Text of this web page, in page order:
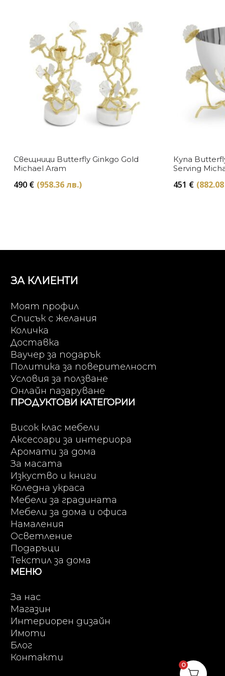
Свещници Butterfly Ginkgo Gold
Michael Aram
490 € (958.36 лв.)
Купа
Serving
451 €
ЗА КЛИЕНТИ
Моят профил
Списък с желания
Количка
Доставка
Ваучер за подарък
Политика за поверителност
Условия за ползване
Онлайн пазаруване
ПРОДУКТОВИ КАТЕГОРИИ
Висок клас мебели
Аксесоари за интериора
Аромати за дома
За масата
Изкуство и книги
Коледна украса
Мебели за градината
Мебели за дома и офиса
Намаления
Осветление
Подаръци
Текстил за дома
МЕНЮ
За нас
Магазин
Интериорен дизайн
Имоти
Блог
Контакти
0